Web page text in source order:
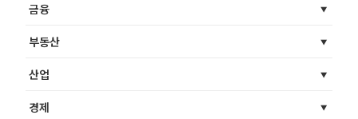
금융
부동산
산업
경제